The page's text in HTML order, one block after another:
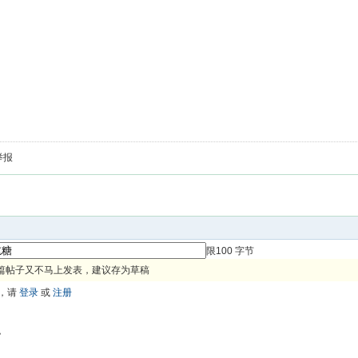
报
限100 字节
帖子又不马上发表，建议存为草稿
请 登录 或 注册